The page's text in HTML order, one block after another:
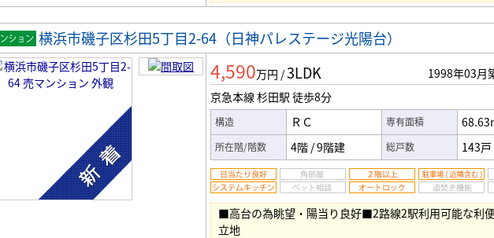
ンシ
横浜市磯子区杉田5丁目2-64（日神パレステージ光陽台）
4,590万円 /3LDK 1998年03月
京急本線 杉田駅 徒歩8分
構造 ＲＣ 専有面積
所在階/階数 4階 /9階建 総戸数 143戸
■高台の為眺望・陽当り良好■2路線2駅利用可能な利
立地